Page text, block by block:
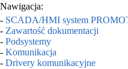
Nawigacja:
- SCADA/HMI system
- Zawartość dokumentacji
- Podsystemy
- Komunikacja
- Drivery komunikacyjne